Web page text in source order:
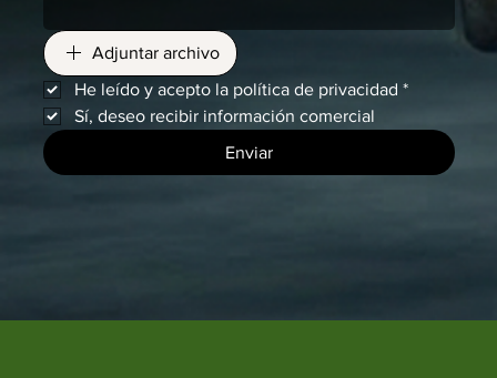
Adjuntar archivo
He leído y acepto la política de privacidad *
Sí, deseo recibir información comercial
Enviar